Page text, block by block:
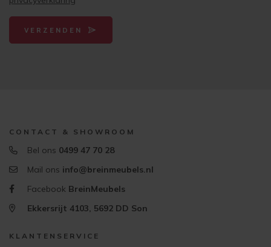
VERZENDEN
CONTACT & SHOWROOM
Bel ons 0499 47 70 28
Mail ons info@breinmeubels.nl
Facebook BreinMeubels
Ekkersrijt 4103, 5692 DD Son
KLANTENSERVICE